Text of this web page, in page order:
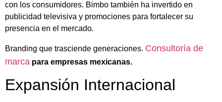
con los consumidores. Bimbo también ha invertido en
publicidad televisiva y promociones para fortalecer su
presencia en el mercado.
Branding que trasciende generaciones. Consultoría de
marca para empresas mexicanas.
Expansión Internacional